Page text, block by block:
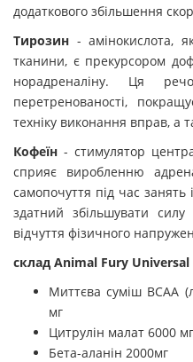
додаткового збільшення
Тирозин - амінокислота,
тканини, є прекурсором
норадреналіну. Ця
перетренованості,
техніку виконання вправ, а
Кофеїн - стимулятор
сприяє виробленню
самопочуття під час занять
здатний збільшувати
відчуття фізичного
склад Animal Fury Universal
Миттєва суміш BCAA
мг
Цитрулін малат 6000 мг
Бета-аланін 2000мг